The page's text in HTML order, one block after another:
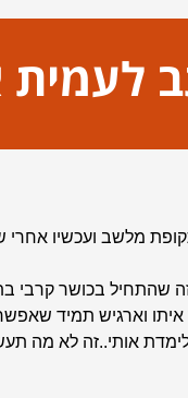
לעמית
שהתחיל בכושר קרבי
וארגיש תמיד שאפשר
אותי..זה לא מה